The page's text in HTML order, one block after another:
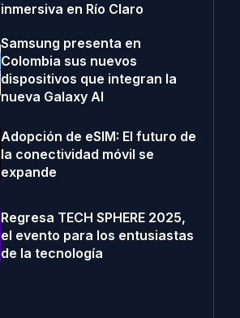
inmersiva en Río Claro
Samsung presenta en
Colombia sus nuevos
dispositivos que integran la
nueva Galaxy AI
Adopción de eSIM: El futuro de
la conectividad móvil se
expande
Regresa TECH SPHERE 2025,
el evento para los entusiastas
de la tecnología